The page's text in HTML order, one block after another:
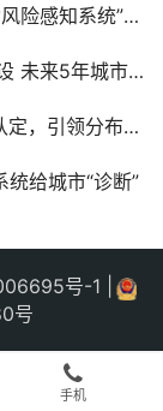
系统”上线运行
工程建设将步入高潮
光纤传感技术创新
给城市“诊断”
号-1 |
号
手机